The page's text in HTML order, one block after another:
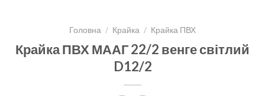
Головна / Крайка / Крайка ПВХ
Крайка ПВХ МААГ 22/2 венге світлий
D12/2